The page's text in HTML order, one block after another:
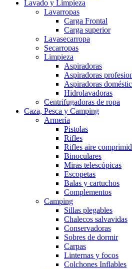
Lavado y Limpieza
Lavarropas
Carga Frontal
Carga superior
Lavasecarropa
Secarropas
Limpieza
Aspiradoras
Aspiradoras
Aspiradoras
Hidrolavadoras
Centrifugadoras de ropa
Caza, Pesca y Camping
Armería
Pistolas
Rifles
Rifles aire
Binoculares
Miras telescópicas
Escopetas
Balas y cartuchos
Complementos
Camping
Sillas plegables
Chalecos salvavidas
Conservadoras
Sobres de dormir
Carpas
Linternas y focos
Colchones Inflables